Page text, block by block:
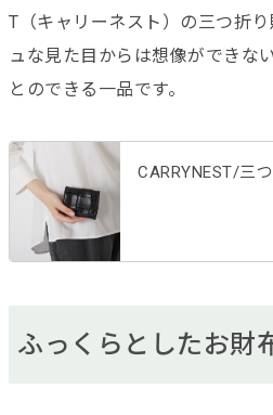
T（キャリーネスト）の三つ折
ュな見た目からは想像ができな
とのできる一品です。
CARRYNEST/三
ふっくらとしたお財